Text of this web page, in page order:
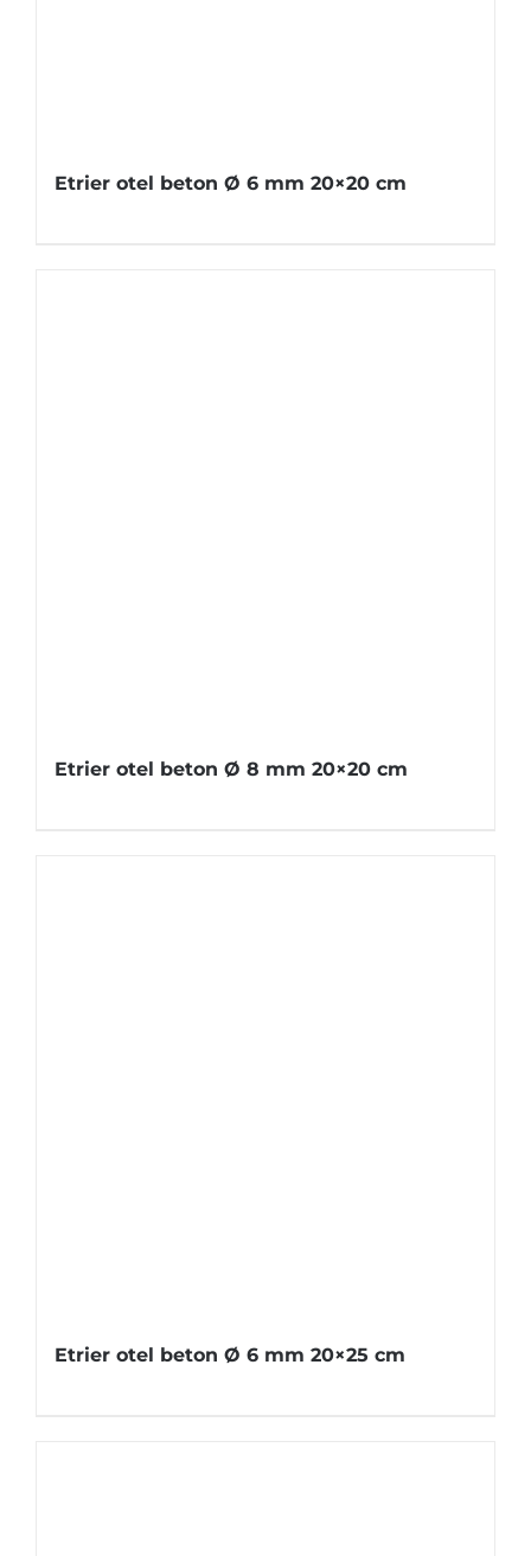
Etrier otel beton Ø 6 mm 20×20 cm
Etrier otel beton Ø 8 mm 20×20 cm
Etrier otel beton Ø 6 mm 20×25 cm